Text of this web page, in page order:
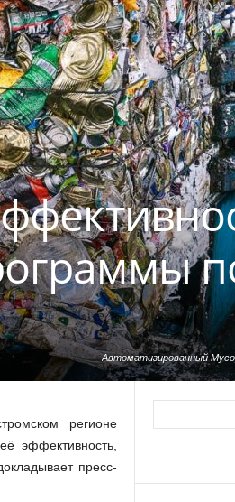
Автоматизированный
регионе
эффективность,
пресс-